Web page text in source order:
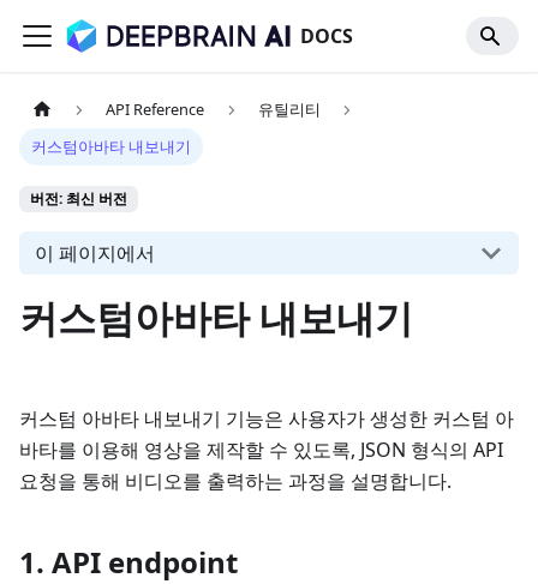
DOCS
API Reference
유틸리티
커스텀아바타 내보내기
버전: 최신 버전
이 페이지에서
커스텀아바타 내보내기
커스텀 아바타 내보내기 기능은 사용자가 생성한 커스텀 아
바타를 이용해 영상을 제작할 수 있도록, JSON 형식의 API
요청을 통해 비디오를 출력하는 과정을 설명합니다.
1. API endpoint